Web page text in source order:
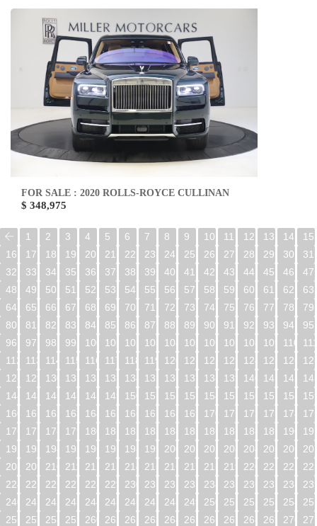
FOR SALE : 2020 ROLLS-ROYCE CULLINAN
$ 348,975
1 2 3 4 5 6 7 8 9 10 11 12 13 14
15
16
17 18 19 20 21 22 23 24 25 26 27 28 29 30
31
32
33 34 35 36 37 38 39 40 41 42 43 44 45 46
47
48
49 50 51 52 53 54 55 56 57 58 59 60 61 62
63
64
65 66 67 68 69 70 71 72 73 74 75 76 77 78
79
80
81 82 83 84 85 86 87 88 89 90 91 92 93 94
95
96
97 98 99 100 101 102 103 104 105 106 107 108 109 110
112
113 114 115 116 117 118 119 120 121 122 123 124 125 126
128
129 130 131 132 133 134 135 136 137 138 139 140 141 142
144
145 146 147 148 149 150 151 152 153 154 155 156 157 158
160
161 162 163 164 165 166 167 168 169 170 171 172 173 174
176
177 178 179 180 181 182 183 184 185 186 187 188 189 190
192
193 194 195 196 197 198 199 200 201 202 203 204 205 206
208
209 210 211 212 213 214 215 216 217 218 219 220 221 222
224
225 226 227 228 229 230 231 232 233 234 235 236 237 238
240
241 242 243 244 245 246 247 248 249 250 251 252 253 254
256
257 258 259 260 261 262 263 264 265 266 267 268 269 270